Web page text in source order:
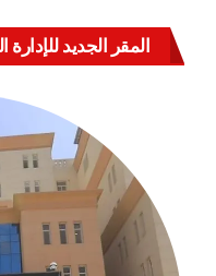
المقر الجديد للإدارة